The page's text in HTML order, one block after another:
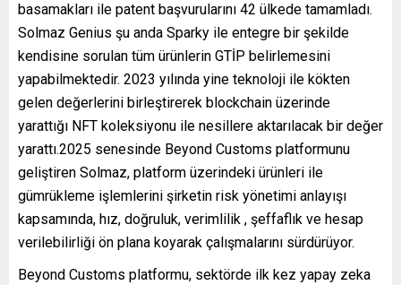
basamakları ile patent başvurularını 42 ülkede tamamladı.
Solmaz Genius şu anda Sparky ile entegre bir şekilde
kendisine sorulan tüm ürünlerin GTİP belirlemesini
yapabilmektedir. 2023 yılında yine teknoloji ile kökten
gelen değerlerini birleştirerek blockchain üzerinde
yarattığı NFT koleksiyonu ile nesillere aktarılacak bir değer
yarattı.2025 senesinde Beyond Customs platformunu
geliştiren Solmaz, platform üzerindeki ürünleri ile
gümrükleme işlemlerini şirketin risk yönetimi anlayışı
kapsamında, hız, doğruluk, verimlilik , şeffaflık ve hesap
verilebilirliği ön plana koyarak çalışmalarını sürdürüyor.
Beyond Customs platformu, sektörde ilk kez yapay zeka